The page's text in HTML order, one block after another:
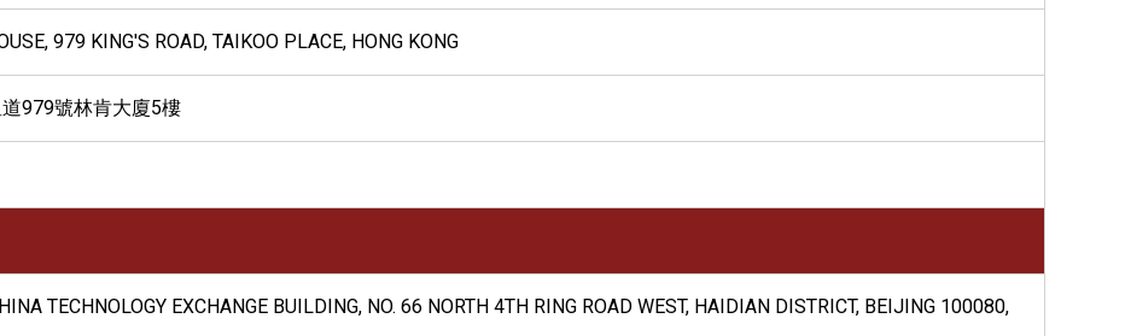
979 KING'S ROAD, TAIKOO PLACE, HONG KONG
979號林肯大廈5樓
TECHNOLOGY EXCHANGE BUILDING, NO. 66 NORTH 4TH RING ROAD WEST, HAIDIAN DISTRICT, BEIJING 100080,